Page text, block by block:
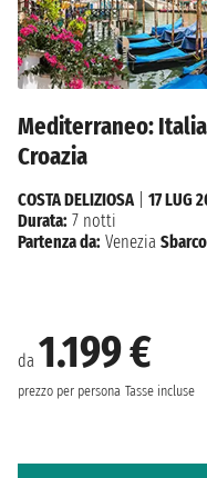
Mediterraneo:
Croazia
da 1.199 €
prezzo per persona Tasse incluse
COSTA DELIZIOSA| 17 LUG
Durata: 7 notti
Partenza da: Venezia